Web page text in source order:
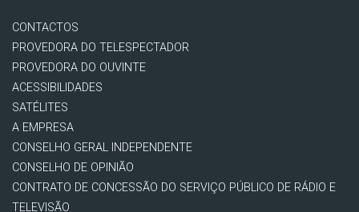
CONTACTOS
PROVEDORA DO TELESPECTADOR
PROVEDORA DO OUVINTE
ACESSIBILIDADES
SATÉLITES
A EMPRESA
CONSELHO GERAL INDEPENDENTE
CONSELHO DE OPINIÃO
CONTRATO DE CONCESSÃO DO SERVIÇO PÚBLICO DE RÁDIO E
TELEVISÃO